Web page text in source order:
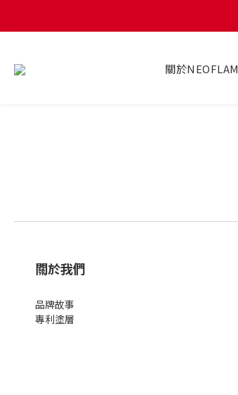
關於NEOFLAM
關於我們
品牌故事
專利塗層